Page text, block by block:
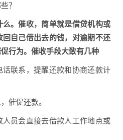
？
。催收，简单就是借贷机构或
自己借出去的钱，对逾期不还
行为。催收手段大致有几种
联系，提醒还款和协商还款计
催促还款。
人员会直接去借款人工作地点或